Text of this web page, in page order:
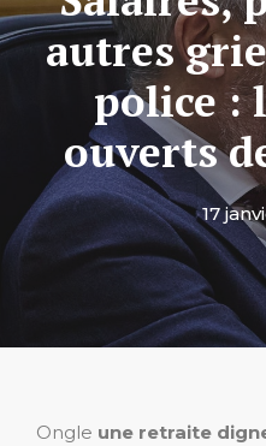
autres
police :
ouverts
17
Ongle une retraite